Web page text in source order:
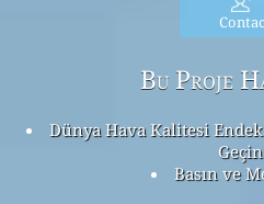
Bu Proje
Dünya Hava Kalitesi
Geçin
Basın ve